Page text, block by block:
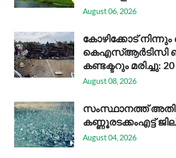
August 06, 2026
കോഴിക്കോട്
കെഎസ്ആര്‍ടിസി
കണ്ടക്ടറും മരിച്ചു:
August 08, 2026
സം​സ്ഥാ​ന​ത്ത്
കണ്ണൂരടക്കംഎ​ട്ട്
August 04, 2026